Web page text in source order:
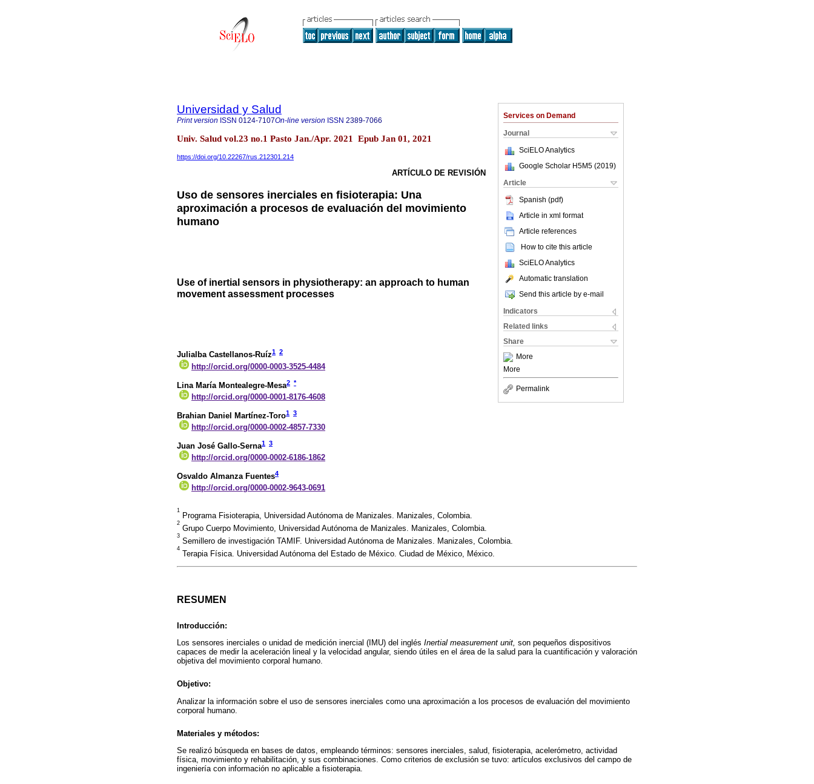
Services on Demand
Journal
SciELO Analytics
Google Scholar H5M5 (2019)
Article
Spanish (pdf)
Article in xml format
Article references
How to cite this article
SciELO Analytics
Automatic translation
Send this article by e-mail
Indicators
Related links
Share
More
More
Permalink
Universidad y Salud
Print version ISSN 0124-7107On-line version ISSN 2389-7066
Univ. Salud vol.23 no.1 Pasto Jan./Apr. 2021 Epub Jan 01, 2021
https://doi.org/10.22267/rus.212301.214
ARTÍCULO DE REVISIÓN
Uso de sensores inerciales en fisioterapia: Una
aproximación a procesos de evaluación del movimiento
humano
Use of inertial sensors in physiotherapy: an approach to human
movement assessment processes
Julialba Castellanos-Ruíz1 2
http://orcid.org/0000-0003-3525-4484
Lina María Montealegre-Mesa2 *
http://orcid.org/0000-0001-8176-4608
Brahian Daniel Martínez-Toro1 3
http://orcid.org/0000-0002-4857-7330
Juan José Gallo-Serna1 3
http://orcid.org/0000-0002-6186-1862
Osvaldo Almanza Fuentes4
http://orcid.org/0000-0002-9643-0691
1
Programa Fisioterapia, Universidad Autónoma de Manizales. Manizales, Colombia.
2
Grupo Cuerpo Movimiento, Universidad Autónoma de Manizales. Manizales, Colombia.
3
Semillero de investigación TAMIF. Universidad Autónoma de Manizales. Manizales, Colombia.
4
Terapia Física. Universidad Autónoma del Estado de México. Ciudad de México, México.
RESUMEN
Introducción:
Los sensores inerciales o unidad de medición inercial (IMU) del inglés Inertial measurement unit, son pequeños dispositivos
capaces de medir la aceleración lineal y la velocidad angular, siendo útiles en el área de la salud para la cuantificación y valoración
objetiva del movimiento corporal humano.
Objetivo:
Analizar la información sobre el uso de sensores inerciales como una aproximación a los procesos de evaluación del movimiento
corporal humano.
Materiales y métodos:
Se realizó búsqueda en bases de datos, empleando términos: sensores inerciales, salud, fisioterapia, acelerómetro, actividad
física, movimiento y rehabilitación, y sus combinaciones. Como criterios de exclusión se tuvo: artículos exclusivos del campo de
ingeniería con información no aplicable a fisioterapia.